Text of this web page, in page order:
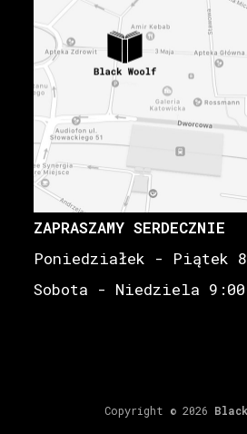
ZAPRASZAMY SERDECZNIE
Poniedziałek - Piątek
Sobota - Niedziela
Copyright © 2026